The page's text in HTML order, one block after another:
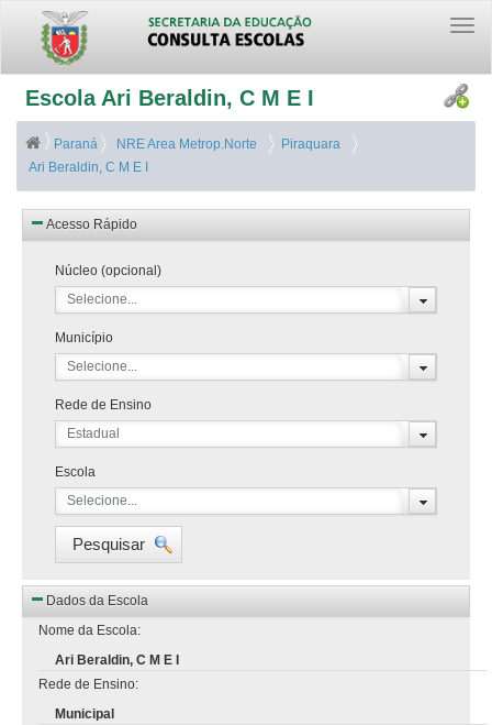
Escola Ari Beraldin, C M E I
Paraná NRE Area Metrop.Norte
Piraquara
Ari Beraldin, C M E I
Acesso Rápido
Núcleo (opcional)
Selecione...
Município
Selecione...
Rede de Ensino
Estadual
Escola
Selecione...
Pesquisar
Dados da Escola
Nome da Escola:
Ari Beraldin, C M E I
Rede de Ensino:
Municipal